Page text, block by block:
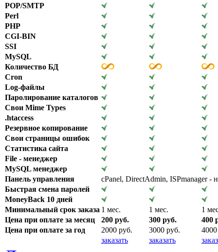
POP/SMTP
Perl
PHP
CGI-BIN
SSI
MySQL
Количество БД
Cron
Log-файлы
Паролирование каталогов
Свои Mime Types
.htaccess
Резервное копирование
Свои страницы ошибок
Статистика сайта
File - менеджер
MySQL менеджер
Панель управления
cPanel, DirectAdmin, ISPmanager -
Быстрая смена паролей
MoneyBack 10 дней
Минимальный срок заказа 1 мес. 1 мес.
1
Цена при оплате за месяц
200 руб. 300 руб.
400
Цена при оплате за год
2000 руб. 3000 руб.
заказать
заказать